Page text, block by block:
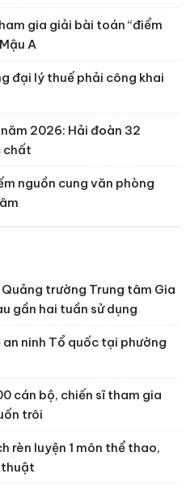
gia giải bài toán “điểm
A
đại lý thuế phải công khai
2026: Hải đoàn 32
chất
nguồn cung văn phòng
trường Trung tâm Gia
gần hai tuần sử dụng
ninh Tổ quốc tại phường
cán bộ, chiến sĩ tham gia
trôi
rèn luyện 1 môn thể thao,
thuật